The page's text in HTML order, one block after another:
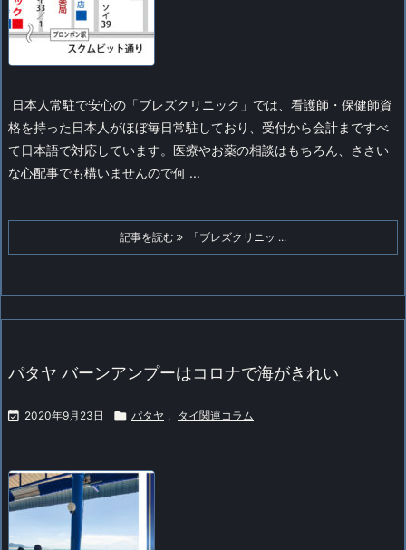
日本人常駐で安心の「ブレズクリニック」では、看護師・保健師資
格を持った日本人がほぼ毎日常駐しており、受付から会計まですべ
て日本語で対応しています。医療やお薬の相談はもちろん、ささい
な心配事でも構いませんので何 ...
記事を読む 「ブレズクリニッ ...
パタヤ バーンアンプーはコロナで海がきれい
 2020年9月23日  パタヤ , タイ関連コラム